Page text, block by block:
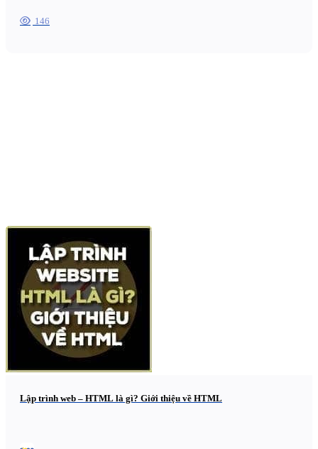
146
Lập trình web – HTML là gì? Giới thiệu về HTML